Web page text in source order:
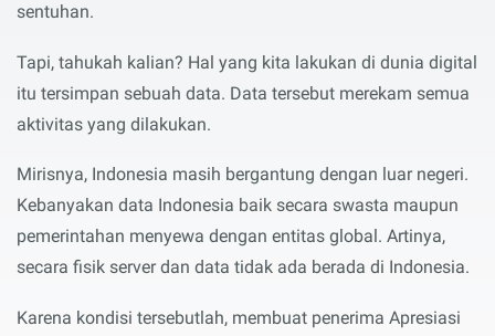
sentuhan.
Tapi, tahukah kalian? Hal yang kita lakukan di dunia digital
itu tersimpan sebuah data. Data tersebut merekam semua
aktivitas yang dilakukan.
Mirisnya, Indonesia masih bergantung dengan luar negeri.
Kebanyakan data Indonesia baik secara swasta maupun
pemerintahan menyewa dengan entitas global. Artinya,
secara fisik server dan data tidak ada berada di Indonesia.
Karena kondisi tersebutlah, membuat penerima Apresiasi